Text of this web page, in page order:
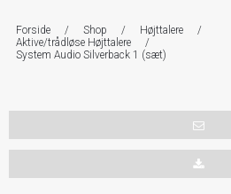
Forside / Shop / Højttalere
/
Aktive/trådløse Højttalere
/
System Audio Silverback 1 (sæt)